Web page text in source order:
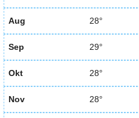
Aug 28°
Sep 29°
Okt 28°
Nov 28°